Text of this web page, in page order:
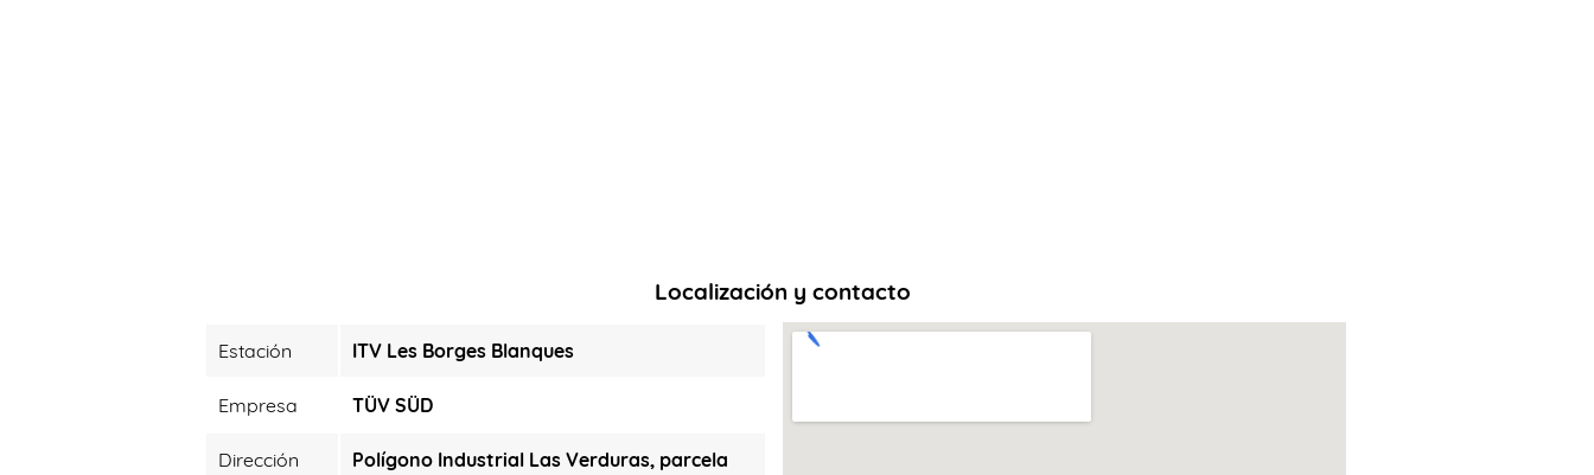
Localización y contacto
Estación ITV Les Borges Blanques
Empresa TÜV SÜD
Dirección
Polígono Industrial Las Verduras, parcela